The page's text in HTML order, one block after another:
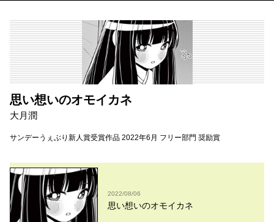
思い想いのオモイカネ
大月潤
サンデーうぇぶり新人賞受賞作品 2022年6月 フリー部門 奨励賞
2022/08/06
思い想いのオモイカネ